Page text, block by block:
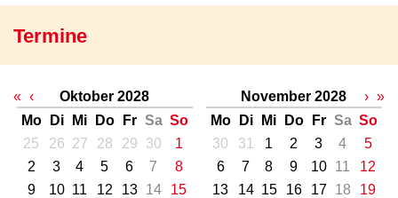
Termine
« ‹
Oktober 2028
Mo
Di Mi Do Fr Sa So
25
26 27 28 29 30
1
2
3 4 5 6 7
8
9
10 11 12 13 14
15
November 2028
Mo
Di Mi Do Fr Sa So
30
31 1 2 3 4
5
6
7 8 9 10 11
12
13
14 15 16 17 18
19
› »